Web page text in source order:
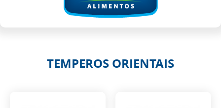
TEMPEROS ORIENTAIS